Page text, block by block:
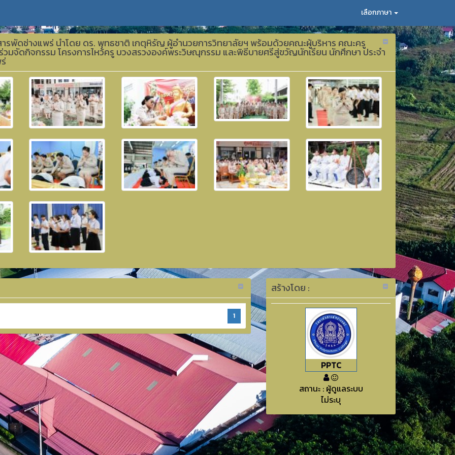
เลือกภาษา
ดช่างแพร่ นำโดย ดร. พุทธชาติ เกตุหิรัญ ผู้อำนวยการวิทยาลัยฯ พร้อมด้วยคณะผู้บริหาร คณะครู
มจัดกิจกรรม โครงการไหว้ครู บวงสรวงองค์พระวิษณุกรรม และพิธีบายศรีสู่ขวัญนักเรียน นักศึกษา ประจำ
1
สร้างโดย :
PPTC
สถานะ : ผู้ดูแลระบบ
ไม่ระบุ